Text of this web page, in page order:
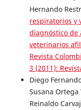
Hernando
respiratorios y
diagnóstico de
veterinarios
Revista
3 (2011):
Diego
Susana Ortega
Reinaldo